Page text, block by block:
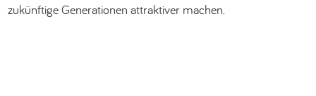
zukünftige Generationen attraktiver machen.